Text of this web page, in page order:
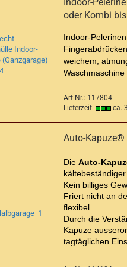
oder Kombi
Indoor-
weichem,
Waschmaschine
Art.Nr.: 117804
Lieferzeit:
ca.
Auto-Kapuze®
Die Auto-
kältebeständiger
Kein billiges
Friert nicht an
flexibel.
Durch die
Kapuze
tagtäglichen